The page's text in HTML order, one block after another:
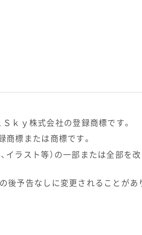
ｋｙ株式会社の登録商標です。
商標または商標です。
ラスト等）の一部または全部を
後予告なしに変更されることが